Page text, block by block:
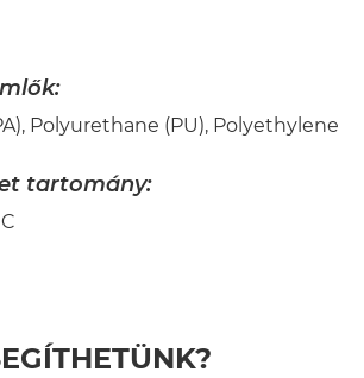
Polyurethane (PU), Polyethylene
tartomány: